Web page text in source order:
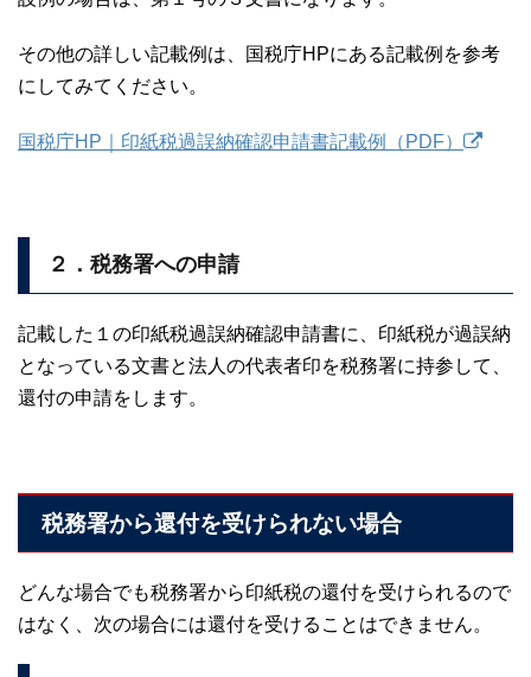
その他の詳しい記載例は、国税庁HPにある記載例を参考
にしてみてください。
国税庁HP｜印紙税過誤納確認申請書記載例（PDF）
２．税務署への申請
記載した１の印紙税過誤納確認申請書に、印紙税が過誤納
となっている文書と法人の代表者印を税務署に持参して、
還付の申請をします。
税務署から還付を受けられない場合
どんな場合でも税務署から印紙税の還付を受けられるので
はなく、次の場合には還付を受けることはできません。